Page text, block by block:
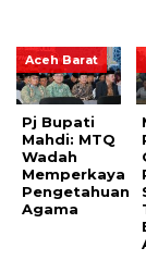
Aceh Barat
Pj Bupati
Mahdi: MTQ
Wadah
Memperkaya
Pengetahuan
Agama